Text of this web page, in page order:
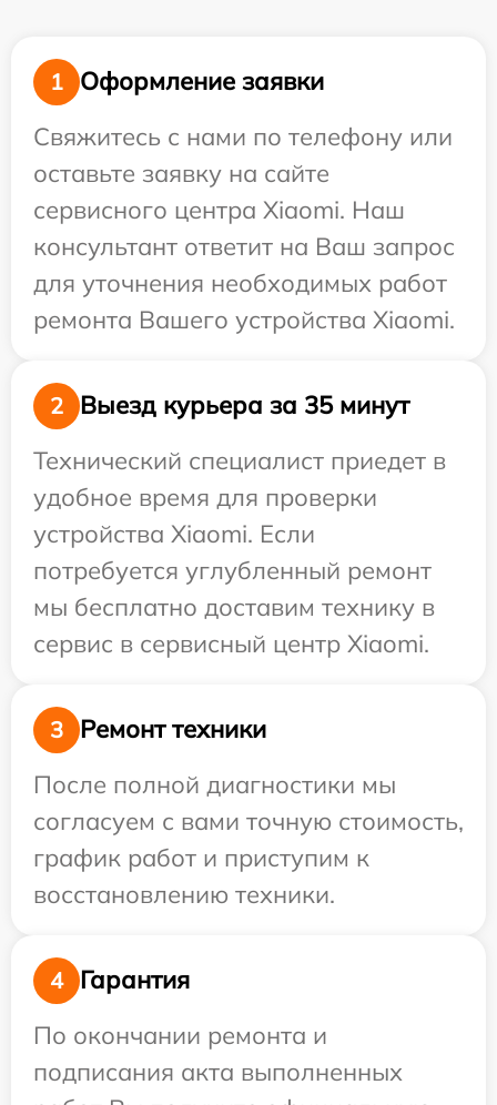
1
Оформление заявки
Свяжитесь с нами по телефону или
оставьте заявку на сайте
сервисного центра Xiaomi. Наш
консультант ответит на Ваш запрос
для уточнения необходимых работ
ремонта Вашего устройства Xiaomi.
2
Выезд курьера за 35 минут
Технический специалист приедет в
удобное время для проверки
устройства Xiaomi. Если
потребуется углубленный ремонт
мы бесплатно доставим технику в
сервис в сервисный центр Xiaomi.
3
Ремонт техники
После полной диагностики мы
согласуем с вами точную стоимость,
график работ и приступим к
восстановлению техники.
4
Гарантия
По окончании ремонта и
подписания акта выполненных